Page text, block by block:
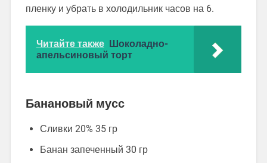
пленку и убрать в холодильник часов на 6.
Читайте также Шоколадно-
апельсиновый торт
Банановый мусс
Сливки 20% 35 гр
Банан запеченный 30 гр